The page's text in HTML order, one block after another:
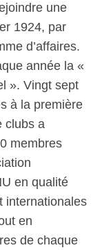
une
1924, par
d’affaires.
année la «
». Vingt sept
à la première
clubs a
membres
en qualité
internationales
en
de chaque